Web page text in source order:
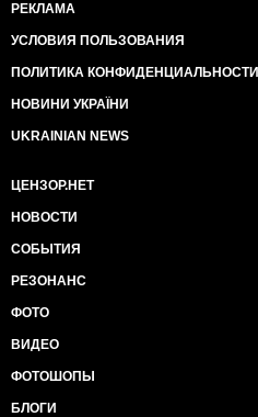
РЕКЛАМА
УСЛОВИЯ ПОЛЬЗОВАНИЯ
ПОЛИТИКА КОНФИДЕНЦИАЛЬНОСТИ
НОВИНИ УКРАЇНИ
UKRAINIAN NEWS
ЦЕНЗОР.НЕТ
НОВОСТИ
СОБЫТИЯ
РЕЗОНАНС
ФОТО
ВИДЕО
ФОТОШОПЫ
БЛОГИ